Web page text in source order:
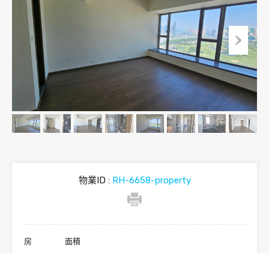
物業ID :RH-6658-property
房 面積